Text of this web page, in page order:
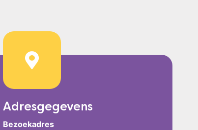
Adresgegevens
Bezoekadres